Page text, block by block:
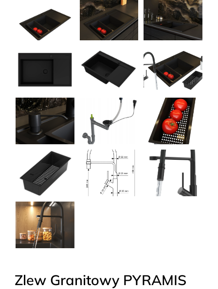
Zlew Granitowy PYRAMIS